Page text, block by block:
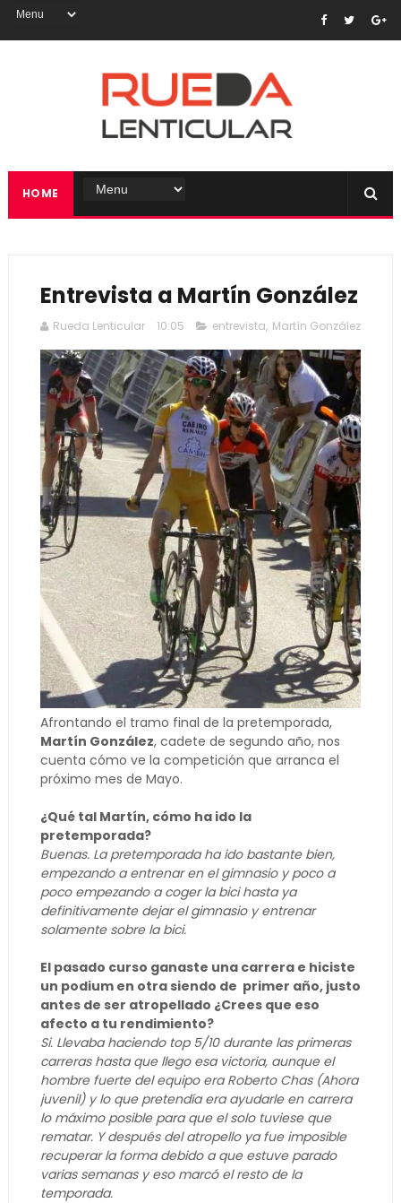
HOME
Entrevista a Martín González
Rueda Lenticular 10:05 entrevista, Martín González
Afrontando el tramo final de la pretemporada,
Martín González, cadete de segundo año, nos
cuenta cómo ve la competición que arranca el
próximo mes de Mayo.
¿Qué tal Martín, cómo ha ido la
pretemporada?
Buenas. La pretemporada ha ido bastante bien,
empezando a entrenar en el gimnasio y poco a
poco empezando a coger la bici hasta ya
definitivamente dejar el gimnasio y entrenar
solamente sobre la bici.
El pasado curso ganaste una carrera e hiciste
un podium en otra siendo de primer año, justo
antes de ser atropellado ¿Crees que eso
afecto a tu rendimiento?
Si. Llevaba haciendo top 5/10 durante las primeras
carreras hasta que llego esa victoria, aunque el
hombre fuerte del equipo era Roberto Chas (Ahora
juvenil) y lo que pretendía era ayudarle en carrera
lo máximo posible para que el solo tuviese que
rematar. Y después del atropello ya fue imposible
recuperar la forma debido a que estuve parado
varias semanas y eso marcó el resto de la
temporada.